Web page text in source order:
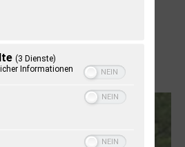
(3 Dienste)
Informationen